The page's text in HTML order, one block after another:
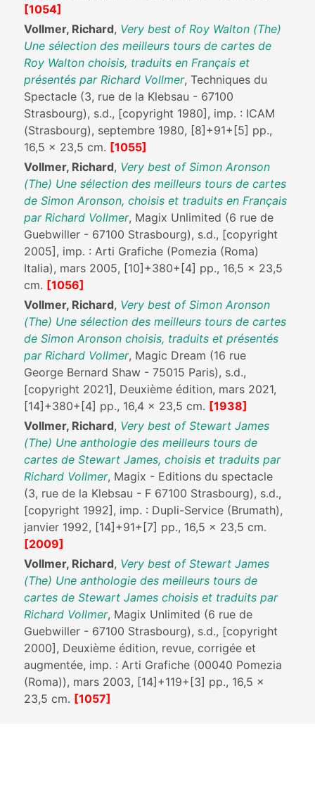
[1054]
Vollmer, Richard, Very best of Roy Walton (The)
Une sélection des meilleurs tours de cartes de
Roy Walton choisis, traduits en Français et
présentés par Richard Vollmer, Techniques du
Spectacle (3, rue de la Klebsau - 67100
Strasbourg), s.d., [copyright 1980], imp. : ICAM
(Strasbourg), septembre 1980, [8]+91+[5] pp.,
16,5 x 23,5 cm. [1055]
Vollmer, Richard, Very best of Simon Aronson
(The) Une sélection des meilleurs tours de cartes
de Simon Aronson, choisis et traduits en Français
par Richard Vollmer, Magix Unlimited (6 rue de
Guebwiller - 67100 Strasbourg), s.d., [copyright
2005], imp. : Arti Grafiche (Pomezia (Roma)
Italia), mars 2005, [10]+380+[4] pp., 16,5 x 23,5
cm. [1056]
Vollmer, Richard, Very best of Simon Aronson
(The) Une sélection des meilleurs tours de cartes
de Simon Aronson choisis, traduits et présentés
par Richard Vollmer, Magic Dream (16 rue
George Bernard Shaw - 75015 Paris), s.d.,
[copyright 2021], Deuxième édition, mars 2021,
[14]+380+[4] pp., 16,4 x 23,5 cm. [1938]
Vollmer, Richard, Very best of Stewart James
(The) Une anthologie des meilleurs tours de
cartes de Stewart James, choisis et traduits par
Richard Vollmer, Magix - Editions du spectacle
(3, rue de la Klebsau - F 67100 Strasbourg), s.d.,
[copyright 1992], imp. : Dupli-Service (Brumath),
janvier 1992, [14]+91+[7] pp., 16,5 x 23,5 cm.
[2009]
Vollmer, Richard, Very best of Stewart James
(The) Une anthologie des meilleurs tours de
cartes de Stewart James choisis et traduits par
Richard Vollmer, Magix Unlimited (6 rue de
Guebwiller - 67100 Strasbourg), s.d., [copyright
2000], Deuxième édition, revue, corrigée et
augmentée, imp. : Arti Grafiche (00040 Pomezia
(Roma)), mars 2003, [14]+119+[3] pp., 16,5 x
23,5 cm. [1057]